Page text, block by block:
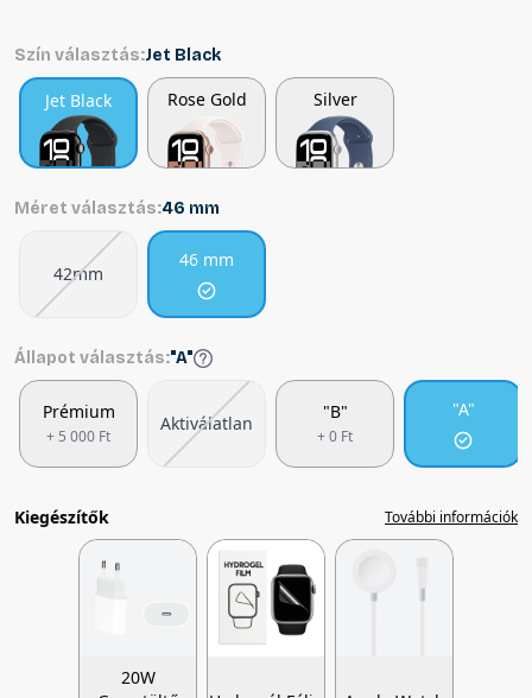
Szín választás:Jet Black
Jet Black Rose Gold Silver
Méret választás:46 mm
42mm
46 mm
Állapot választás:"A"
Prémium
+ 5 000 Ft
Aktiválatlan
"B"
+ 0 Ft
"A"
Kiegészítők További információk
20W